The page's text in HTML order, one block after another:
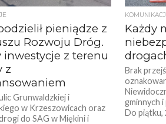
pieniądze z
Rozwoju Dróg.
inwestycje z terenu
z
Grunwaldzkiej i
w Krzeszowicach oraz
do SAG w Miękini i
Każdy
Brak
gminnych
Do piątku,